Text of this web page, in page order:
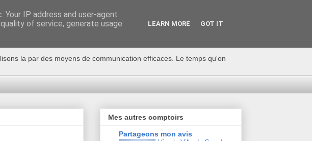
la par des moyens de communication efficaces. Le temps qu'on
Mes autres comptoirs
Partageons mon avis
IP address and user-agent
of service, generate usage
LEARN MORE GOT IT